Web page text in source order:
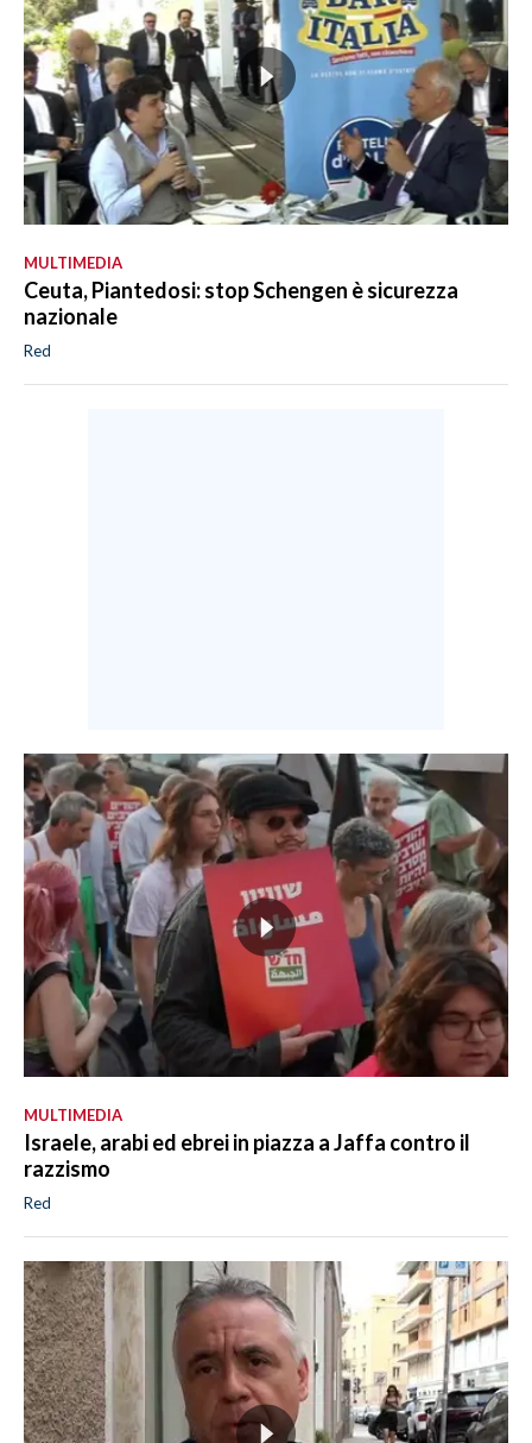
MULTIMEDIA
Ceuta, Piantedosi: stop Schengen è sicurezza
nazionale
Red
MULTIMEDIA
Israele, arabi ed ebrei in piazza a Jaffa contro il
razzismo
Red